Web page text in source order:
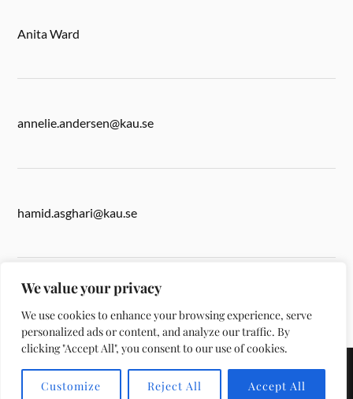
We value your privacy
We use cookies to enhance your browsing experience, serve
personalized ads or content, and analyze our traffic. By
clicking "Accept All", you consent to our use of cookies.
Customize Reject All Accept All
Anita Ward
annelie.andersen@kau.se
hamid.asghari@kau.se
DRIVS MEDWORDPRESS & TEMA AV ANDERS NORÉN